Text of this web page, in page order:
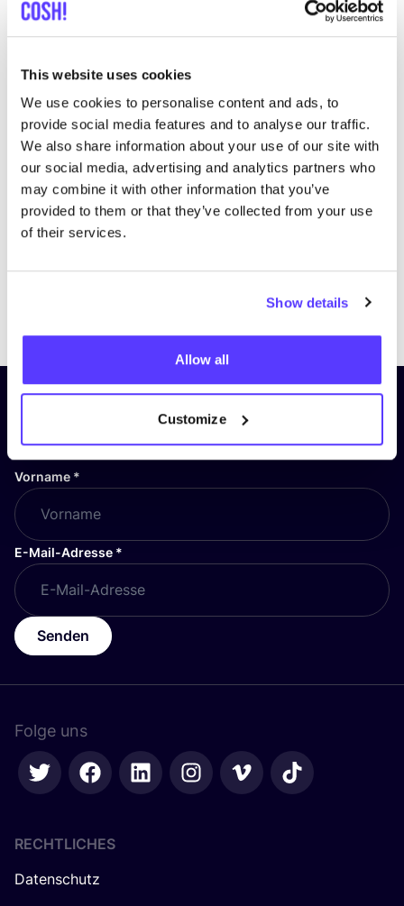
This website uses cookies
We use cookies to personalise content and ads, to
provide social media features and to analyse our traffic.
We also share information about your use of our site with
our social media, advertising and analytics partners who
may combine it with other information that you’ve
provided to them or that they’ve collected from your use
of their services.
Show details
Allow all
Customize
PreviousNext
Abonniere unseren Newsletter
und bleibe auf dem Laufenden!
Vorname *
E-Mail-Adresse *
Senden
Folge uns
RECHTLICHES
Datenschutz